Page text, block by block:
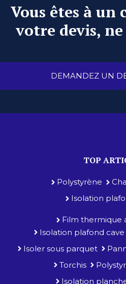
Vous êtes à
votre devis,
DEMANDEZ UN
TOP
Polystyrène
Isolation
Film thermique
Isolation plafond cave
Isoler sous parquet
Torchis
Isolation